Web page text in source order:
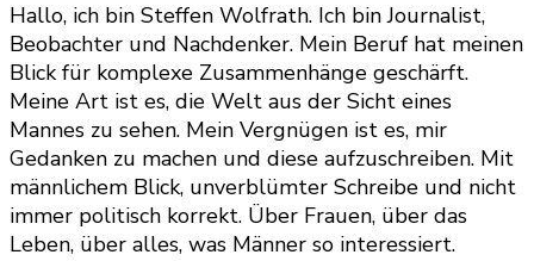
Hallo, ich bin Steffen Wolfrath. Ich bin Journalist,
Beobachter und Nachdenker. Mein Beruf hat meinen
Blick für komplexe Zusammenhänge geschärft.
Meine Art ist es, die Welt aus der Sicht eines
Mannes zu sehen. Mein Vergnügen ist es, mir
Gedanken zu machen und diese aufzuschreiben. Mit
männlichem Blick, unverblümter Schreibe und nicht
immer politisch korrekt. Über Frauen, über das
Leben, über alles, was Männer so interessiert.